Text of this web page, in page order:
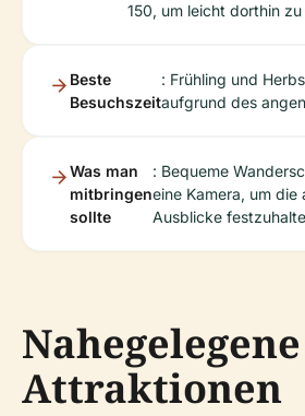
150, um leicht dorthin
Beste
Besuchszeit
: Frühling und
aufgrund des
Was man
mitbringen
sollte
: Bequeme
eine Kamera, um
Ausblicke
Nahegelegene
Attraktionen